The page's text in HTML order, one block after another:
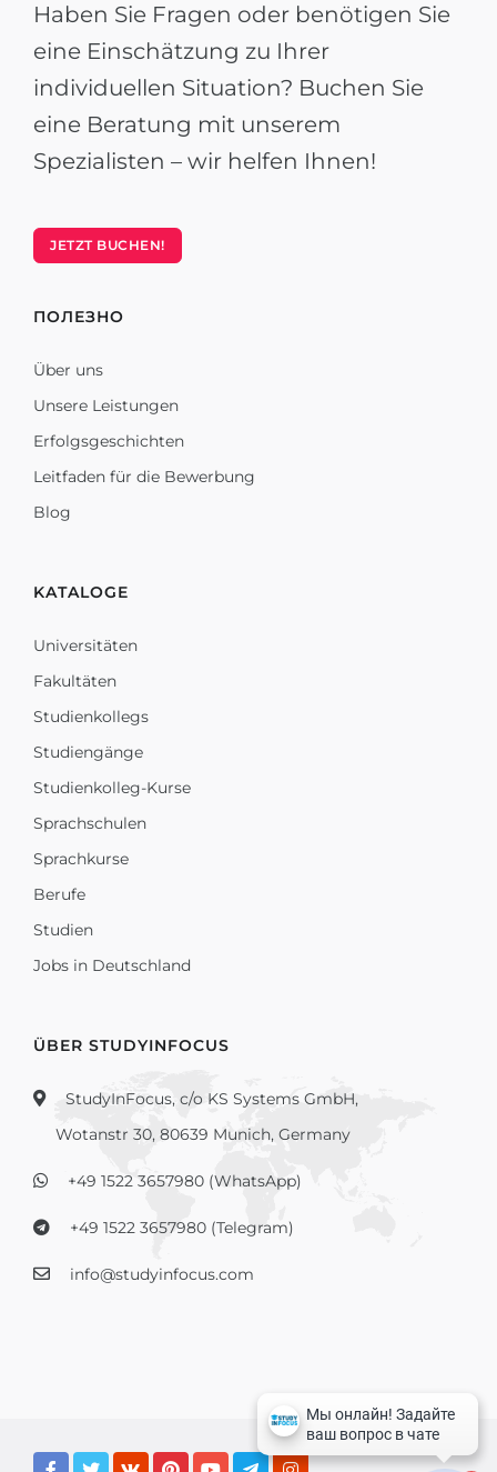
Haben Sie Fragen oder benötigen Sie
eine Einschätzung zu Ihrer
individuellen Situation? Buchen Sie
eine Beratung mit unserem
Spezialisten – wir helfen Ihnen!
JETZT BUCHEN!
ПОЛЕЗНО
Über uns
Unsere Leistungen
Erfolgsgeschichten
Leitfaden für die Bewerbung
Blog
KATALOGE
Universitäten
Fakultäten
Studienkollegs
Studiengänge
Studienkolleg-Kurse
Sprachschulen
Sprachkurse
Berufe
Studien
Jobs in Deutschland
ÜBER STUDYINFOCUS
StudyInFocus, c/o KS Systems GmbH,
Wotanstr 30, 80639 Munich, Germany
+49 1522 3657980 (WhatsApp)
+49 1522 3657980 (Telegram)
info@studyinfocus.com